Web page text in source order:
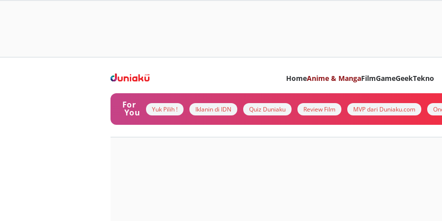
HomeAnime & MangaFilmGameGeekTekno
For
You Yuk Pilih ! Iklanin di IDN Quiz Duniaku Review Film MVP dari Duniaku.com